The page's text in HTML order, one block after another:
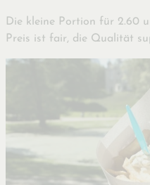
Die kleine Portion für 2.60
Preis ist fair, die Qualität